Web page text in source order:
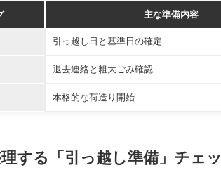
主な準備内容
引っ越し日と基準日の確定
退去連絡と粗大ごみ確認
本格的な荷造り開始
する「引っ越し準備」チェ